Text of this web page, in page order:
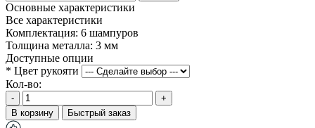
Основные характеристики
Все характеристики
Комплектация: 6 шампуров
Толщина металла: 3 мм
Доступные опции
* Цвет рукояти
Кол-во:
-
+
В корзину
Быстрый заказ